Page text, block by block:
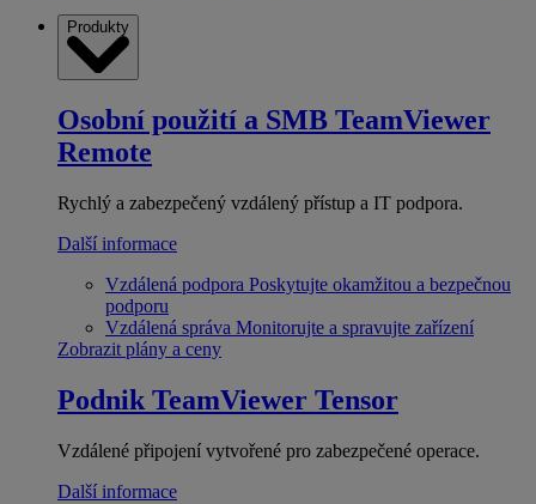
Produkty
Osobní použití a SMB TeamViewer
Remote
Rychlý a zabezpečený vzdálený přístup a IT podpora.
Další informace
Vzdálená podpora Poskytujte okamžitou a bezpečnou
podporu
Vzdálená správa Monitorujte a spravujte zařízení
Zobrazit plány a ceny
Podnik TeamViewer Tensor
Vzdálené připojení vytvořené pro zabezpečené operace.
Další informace